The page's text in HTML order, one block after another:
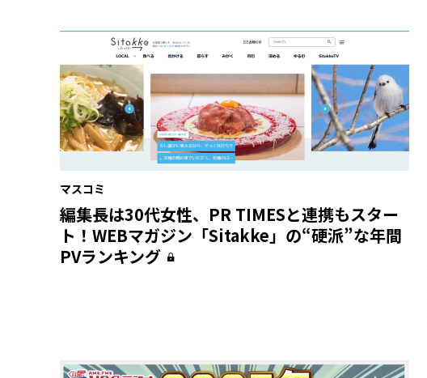
マスコミ
編集長は30代女性、PR TIMESと連携もスター
ト！WEBマガジン「Sitakke」の“硬派”な年間
PVランキング